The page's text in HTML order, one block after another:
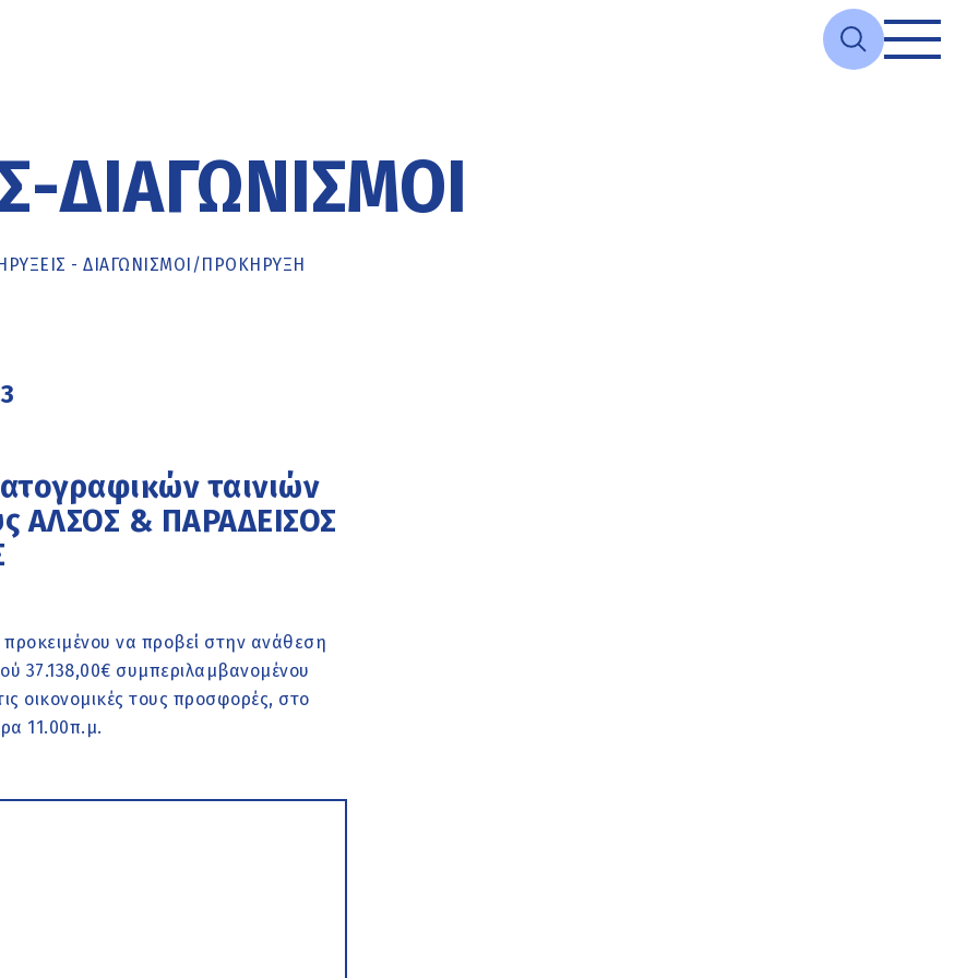
ΔΙΑΓΩΝΙΣΜΟΊ
- ΔΙΑΓΩΝΙΣΜΟΙ /ΠΡΟΚΉΡΥΞΗ
ταινιών
ΑΛΣΟΣ & ΠΑΡΑΔΕΙΣΟΣ
να προβεί στην ανάθεση
37.138,00€ συμπεριλαμβανομένου
οικονομικές τους προσφορές, στο
11.00π.μ.